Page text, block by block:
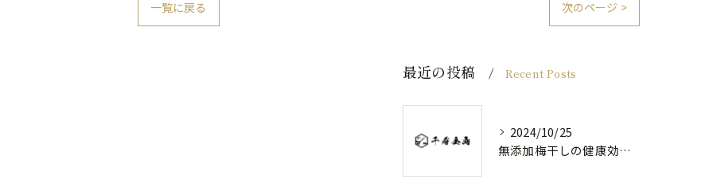
一覧に戻る 次のページ >
最近の投稿 Recent Posts
2024/10/25
無添加梅干しの健康効果と日常の取り入れ方